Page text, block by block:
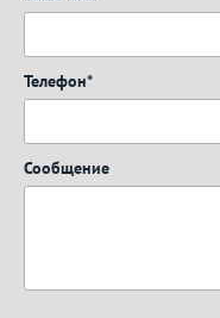
Телефон*
Сообщение